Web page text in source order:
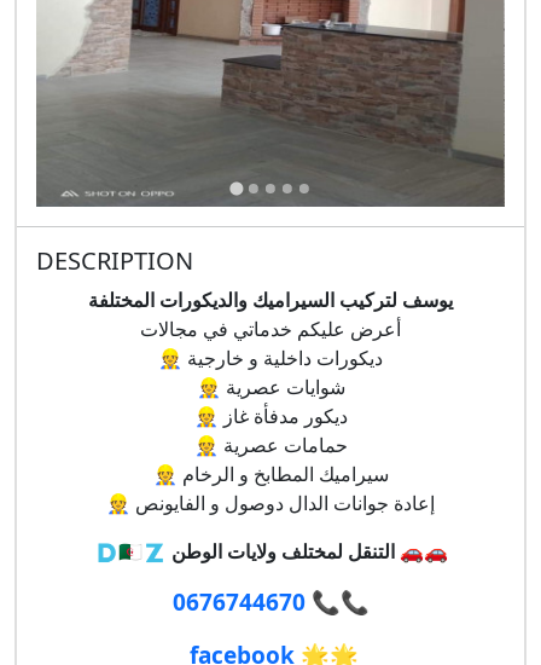
DESCRIPTION
يوسف لتركيب السيراميك والديكورات المختلفة
أعرض عليكم خدماتي في مجالات
👷 ديكورات داخلية و خارجية
👷 شوايات عصرية
👷 ديكور مدفأة غاز
👷 حمامات عصرية
👷 سيراميك المطابخ و الرخام
👷 إعادة جوانات الدال دوصول و الفايونص
🚗🚗 التنقل لمختلف ولايات الوطن
0676744670📞📞
facebook🌟🌟